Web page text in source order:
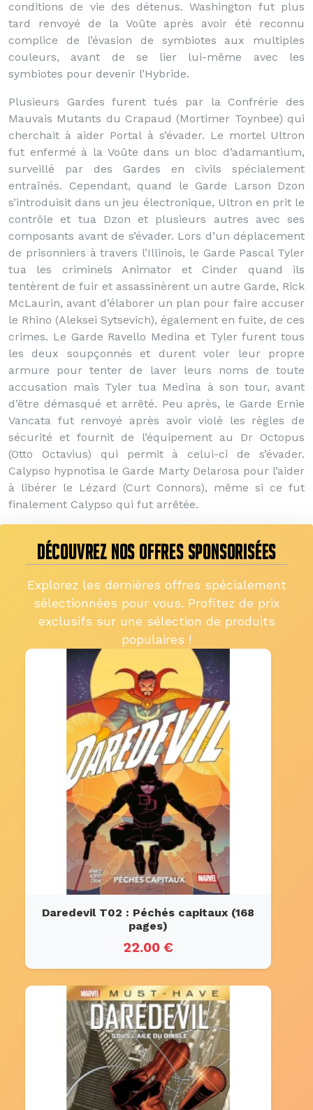
conditions de vie des détenus. Washington fut plus
tard renvoyé de la Voûte après avoir été reconnu
complice de l’évasion de symbiotes aux multiples
couleurs, avant de se lier lui-même avec les
symbiotes pour devenir l’Hybride.
Plusieurs Gardes furent tués par la Confrérie des
Mauvais Mutants du Crapaud (Mortimer Toynbee) qui
cherchait à aider Portal à s’évader. Le mortel Ultron
fut enfermé à la Voûte dans un bloc d’adamantium,
surveillé par des Gardes en civils spécialement
entraînés. Cependant, quand le Garde Larson Dzon
s’introduisit dans un jeu électronique, Ultron en prit le
contrôle et tua Dzon et plusieurs autres avec ses
composants avant de s’évader. Lors d’un déplacement
de prisonniers à travers l’Illinois, le Garde Pascal Tyler
tua les criminels Animator et Cinder quand ils
tentèrent de fuir et assassinèrent un autre Garde, Rick
McLaurin, avant d’élaborer un plan pour faire accuser
le Rhino (Aleksei Sytsevich), également en fuite, de ces
crimes. Le Garde Ravello Medina et Tyler furent tous
les deux soupçonnés et durent voler leur propre
armure pour tenter de laver leurs noms de toute
accusation mais Tyler tua Medina à son tour, avant
d’être démasqué et arrêté. Peu après, le Garde Ernie
Vancata fut renvoyé après avoir violé les règles de
sécurité et fournit de l’équipement au Dr Octopus
(Otto Octavius) qui permit à celui-ci de s’évader.
Calypso hypnotisa le Garde Marty Delarosa pour l’aider
à libérer le Lézard (Curt Connors), même si ce fut
finalement Calypso qui fut arrêtée.
DÉCOUVREZ NOS OFFRES SPONSORISÉES
Explorez les dernières offres spécialement
sélectionnées pour vous. Profitez de prix
exclusifs sur une sélection de produits
populaires !
Daredevil T02 : Péchés capitaux (168
pages)
22.00 €